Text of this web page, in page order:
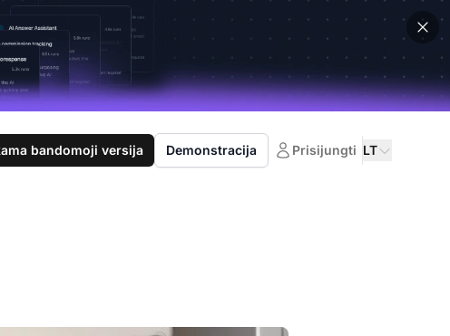
bandomoji versija Demonstracija Prisijungti LT